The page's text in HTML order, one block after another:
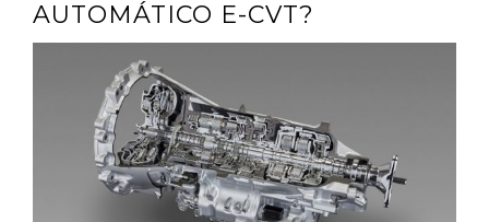
AUTOMÁTICO E-CVT?